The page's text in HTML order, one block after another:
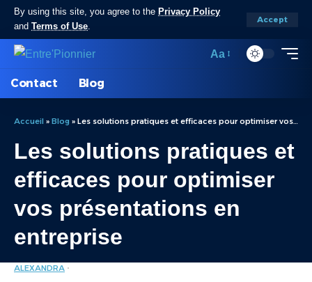
By using this site, you agree to the Privacy Policy
and Terms of Use.
Accept
Aa
Contact Blog
Accueil » Blog » Les solutions pratiques et efficaces pour optimiser vos présentations en entreprise
Les solutions pratiques et
efficaces pour optimiser
vos présentations en
entreprise
ALEXANDRA